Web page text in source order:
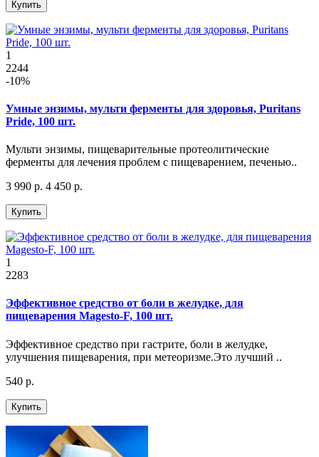
Купить
1
2244
-10%
Умные энзимы, мульти ферменты для здоровья, Puritans
Pride, 100 шт.
Мульти энзимы, пищеварительные протеолитические
ферменты для лечения проблем с пищеварением, печенью..
3 990 р. 4 450 р.
Купить
1
2283
Эффективное средство от боли в желудке, для
пищеварения Magesto-F, 100 шт.
Эффективное средство при гастрите, боли в желудке,
улучшения пищеварения, при метеоризме.Это лучший ..
540 р.
Купить